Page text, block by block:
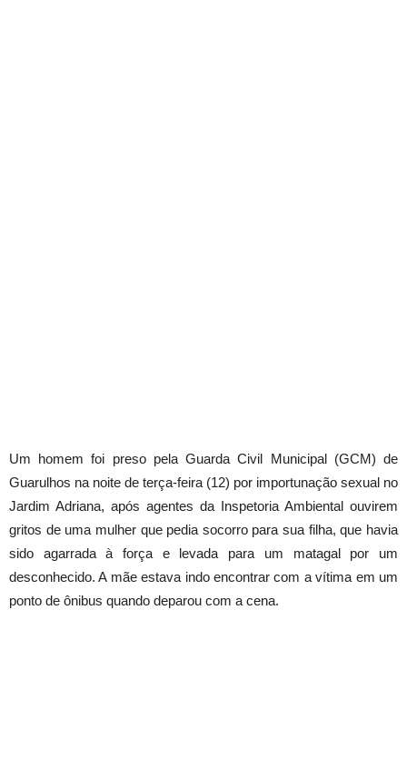
Um homem foi preso pela Guarda Civil Municipal (GCM) de
Guarulhos na noite de terça-feira (12) por importunação sexual no
Jardim Adriana, após agentes da Inspetoria Ambiental ouvirem
gritos de uma mulher que pedia socorro para sua filha, que havia
sido agarrada à força e levada para um matagal por um
desconhecido. A mãe estava indo encontrar com a vítima em um
ponto de ônibus quando deparou com a cena.